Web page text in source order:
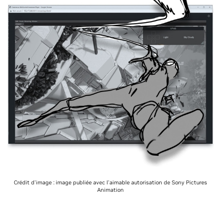
Crédit d'image : image publiée avec l'aimable autorisation de Sony Pictures
Animation